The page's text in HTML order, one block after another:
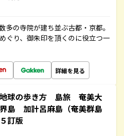
多の寺院が建ち並ぶ古都・京都。
ぐり、御朱印を頂くのに役立つ一
詳細を見る
球の歩き方 島旅 奄美大
島 加計呂麻島（奄美群島
訂版